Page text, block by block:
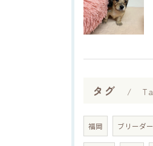
タグ
福岡 ブリーダー